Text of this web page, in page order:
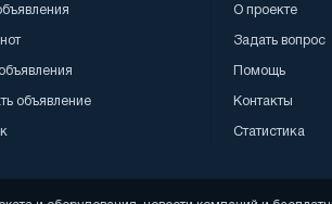
объявление
О проекте
Задать вопрос
Помощь
Контакты
Статистика